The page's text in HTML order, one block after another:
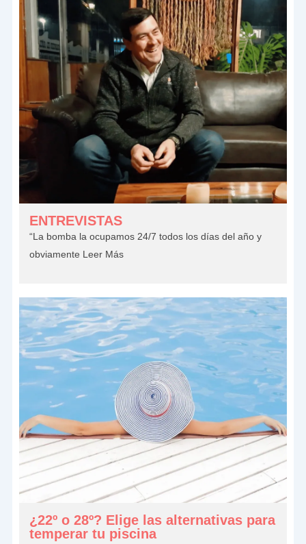
ENTREVISTAS
“La bomba la ocupamos 24/7 todos los días del año y
obviamente Leer Más
¿22º o 28º? Elige las alternativas para
temperar tu piscina